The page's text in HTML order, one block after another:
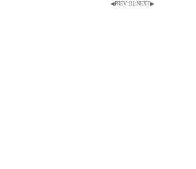
◀ PREV: [1]:NEXT ▶